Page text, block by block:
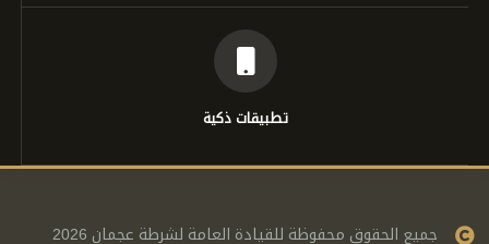
تطبيقات ذكية
جميع الحقوق محفوظة للقيادة العامة لشرطة عجمان 2026